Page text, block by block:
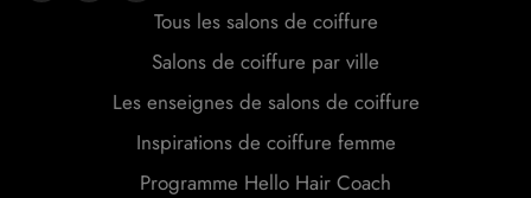
Tous les salons de coiffure
Salons de coiffure par ville
Les enseignes de salons de coiffure
Inspirations de coiffure femme
Programme Hello Hair Coach